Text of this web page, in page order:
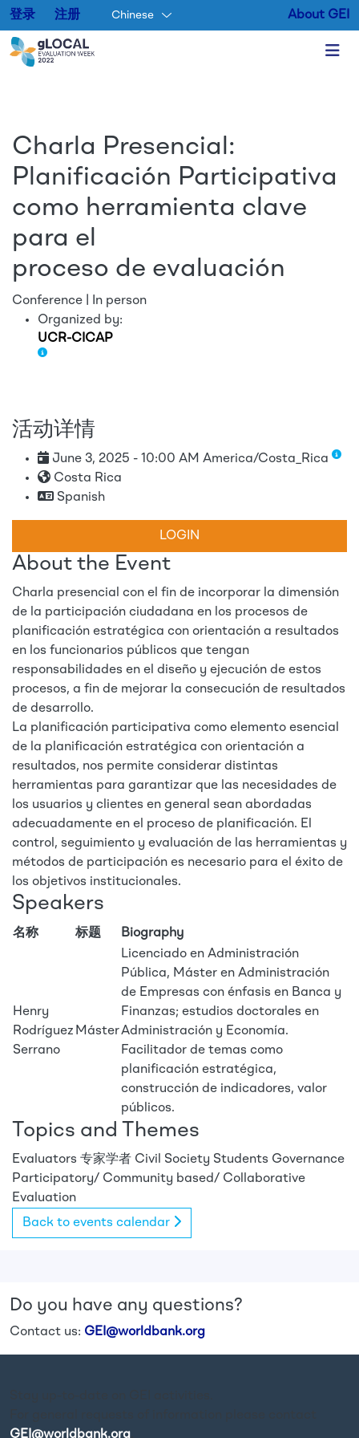
登录 注册 Chinese About GEI
Charla Presencial:
Planificación Participativa
como herramienta clave
para el
proceso de evaluación
Conference | In person
Organized by:
UCR-CICAP
About the Event
Charla presencial con el fin de incorporar la dimensión
de la participación ciudadana en los procesos de
planificación estratégica con orientación a resultados
en los funcionarios públicos que tengan
responsabilidades en el diseño y ejecución de estos
procesos, a fin de mejorar la consecución de resultados
de desarrollo.
La planificación participativa como elemento esencial
de la planificación estratégica con orientación a
resultados, nos permite considerar distintas
herramientas para garantizar que las necesidades de
los usuarios y clientes en general sean abordadas
adecuadamente en el proceso de planificación. El
control, seguimiento y evaluación de las herramientas y
métodos de participación es necesario para el éxito de
los objetivos institucionales.
Speakers
名称 标题 Biography
Henry
Rodríguez
Serrano
Máster
Licenciado en Administración
Pública, Máster en Administración
de Empresas con énfasis en Banca y
Finanzas; estudios doctorales en
Administración y Economía.
Facilitador de temas como
planificación estratégica,
construcción de indicadores, valor
públicos.
Topics and Themes
Evaluators 专家学者 Civil Society Students Governance
Participatory/ Community based/ Collaborative
Evaluation
活动详情
June 3, 2025 - 10:00 AM America/Costa_Rica
Costa Rica
Spanish
LOGIN
Back to events calendar
Do you have any questions?
Contact us: GEI@worldbank.org
GEI@worldbank.org